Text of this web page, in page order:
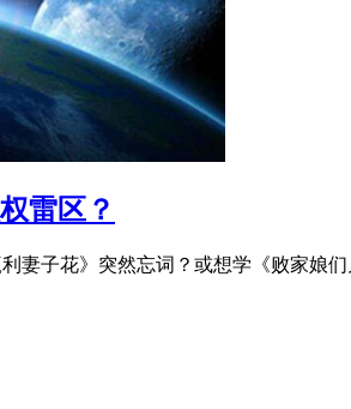
雷区？
妻子花》突然忘词？或想学《败家娘